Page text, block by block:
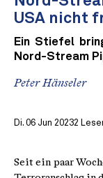
USA nicht
Ein Stiefel
Nord-Stream
Peter Hänseler
Di. 06 Jun 20232
Seit ein paar